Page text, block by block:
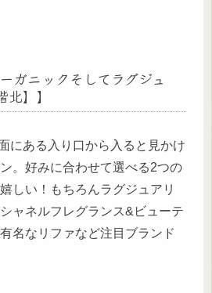
ガニックそしてラグジュ
】】
にある入り口から入ると見かけ
。好みに合わせて選べる2つの
しい！もちろんラグジュアリ
ャネルフレグランス&ビューテ
名なリファなど注目ブランド